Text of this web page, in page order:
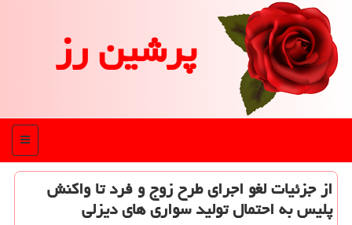
پرشین رز
منو
از جزئیات لغو اجرای طرح زوج و فرد تا واكنش
پلیس به احتمال تولید سواری های دیزلی